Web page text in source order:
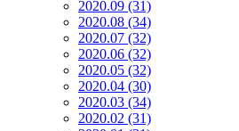
2020.09 (31)
2020.08 (34)
2020.07 (32)
2020.06 (32)
2020.05 (32)
2020.04 (30)
2020.03 (34)
2020.02 (31)